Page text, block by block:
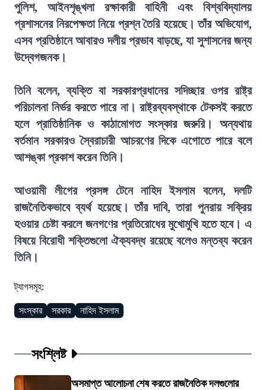
পুলিশ, আইনশৃঙ্খলা রক্ষাকারী বাহিনী এবং বিশ্ববিদ্যালয়
প্রশাসনের নিরপেক্ষতা নিয়ে প্রশ্ন তৈরি হয়েছে। তাঁর অভিযোগ,
এসব প্রতিষ্ঠানে আবারও দলীয় প্রভাব বাড়ছে, যা সুশাসনের জন্য
উদ্বেগজনক।
তিনি বলেন, ব্যক্তি বা সরকারপ্রধানের সদিচ্ছার ওপর রাষ্ট্র
পরিচালনা নির্ভর করতে পারে না। রাষ্ট্রব্যবস্থাকে টেকসই করতে
হলে প্রাতিষ্ঠানিক ও কাঠামোগত সংস্কার জরুরি। অন্যথায়
বর্তমান সরকারও স্বৈরাচারী আচরণের দিকে এগোতে পারে বলে
আশঙ্কা প্রকাশ করেন তিনি।
আওয়ামী লীগের প্রসঙ্গ টেনে নাহিদ ইসলাম বলেন, দলটি
রাজনৈতিকভাবে ব্যর্থ হয়েছে। তাঁর দাবি, তারা পুনরায় সক্রিয়
হওয়ার চেষ্টা করলে জনগণের প্রতিরোধের মুখোমুখি হতে হবে। এ
বিষয়ে বিরোধী শক্তিগুলো ঐক্যবদ্ধ রয়েছে বলেও মন্তব্য করেন
তিনি।
ট্যাগসমূহ:
সংস্কার সরকার নাহিদ ইসলাম
সংশ্লিষ্ট
অসমাপ্ত আলোচনা শেষ করতে রাজনৈতিক দলগুলোর